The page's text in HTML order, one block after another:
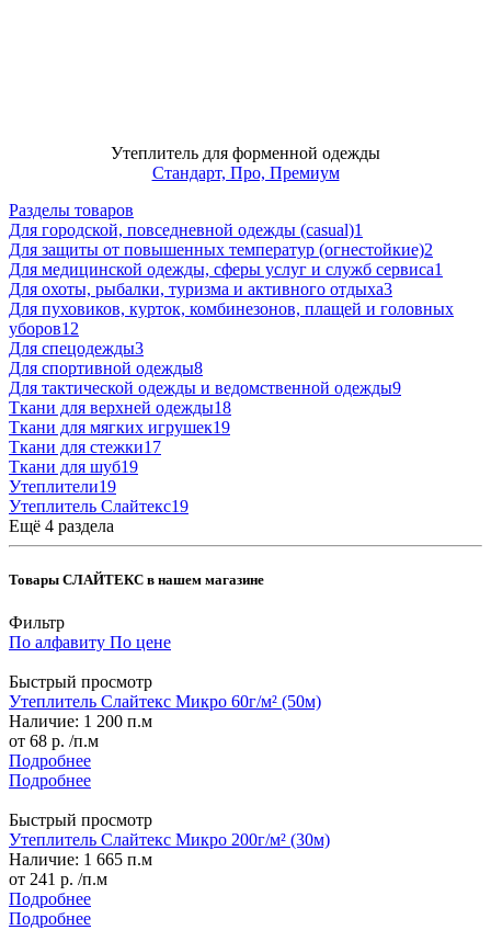
Утеплитель для форменной одежды
Стандарт, Про, Премиум
Разделы товаров
Для городской, повседневной одежды (casual)1
Для защиты от повышенных температур (огнестойкие)2
Для медицинской одежды, сферы услуг и служб сервиса1
Для охоты, рыбалки, туризма и активного отдыха3
Для пуховиков, курток, комбинезонов, плащей и головных
уборов12
Для спецодежды3
Для спортивной одежды8
Для тактической одежды и ведомственной одежды9
Ткани для верхней одежды18
Ткани для мягких игрушек19
Ткани для стежки17
Ткани для шуб19
Утеплители19
Утеплитель Слайтекс19
Ещё 4 раздела
Товары СЛАЙТЕКС в нашем магазине
Фильтр
По алфавиту По цене
Быстрый просмотр
Утеплитель Слайтекс Микро 60г/м² (50м)
Наличие: 1 200 п.м
от 68 р. /п.м
Подробнее
Подробнее
Быстрый просмотр
Утеплитель Слайтекс Микро 200г/м² (30м)
Наличие: 1 665 п.м
от 241 р. /п.м
Подробнее
Подробнее